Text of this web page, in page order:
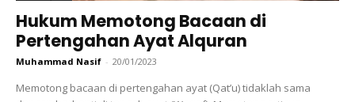
Hukum Memotong Bacaan di
Pertengahan Ayat Alquran
Muhammad Nasif - 20/01/2023
Memotong bacaan di pertengahan ayat (Qat’u) tidaklah sama